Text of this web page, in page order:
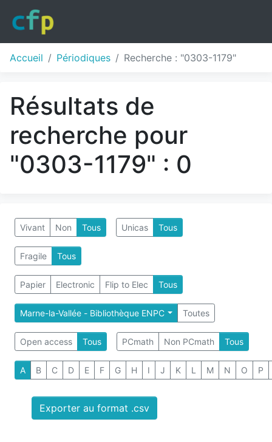
Accueil Périodiques Recherche : "0303-1179"
Résultats de
recherche pour
"0303-1179" : 0
Vivant Non Tous Unicas Tous
Fragile Tous
Papier Electronic Flip to Elec Tous
Marne-la-Vallée - Bibliothèque ENPC Toutes
Open access Tous PCmath Non PCmath Tous
A B C D E F G H I J K L M N O P
Exporter au format .csv